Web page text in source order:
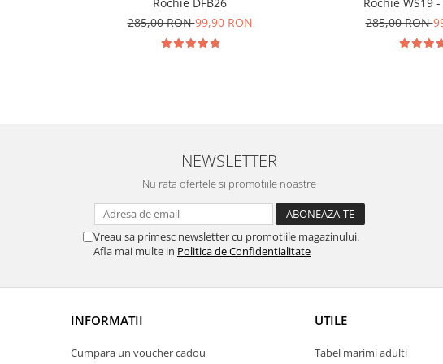
285,00 RON99,90 RON
285,00 RON
NEWSLETTER
Nu rata ofertele si promotiile noastre
Vreau sa primesc newsletter cu promotiile magazinului.
Afla mai multe in Politica de Confidentialitate
INFORMATII
Cumpara un voucher cadou
UTILE
Tabel marimi adulti